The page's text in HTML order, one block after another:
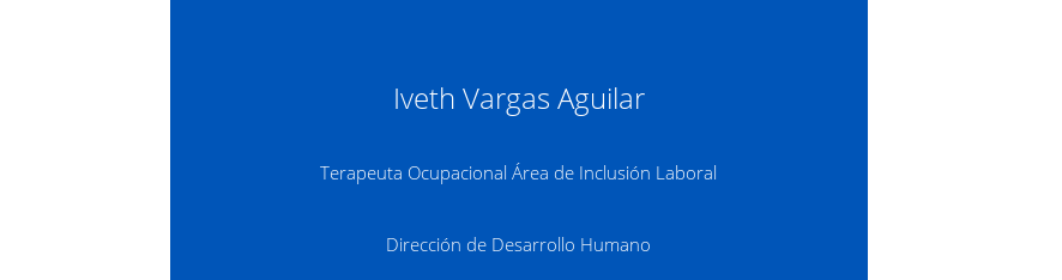
Iveth Vargas Aguilar
Terapeuta Ocupacional Área de Inclusión Laboral
Dirección de Desarrollo Humano